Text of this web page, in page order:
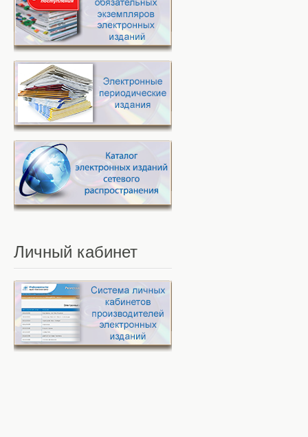
Личный кабинет